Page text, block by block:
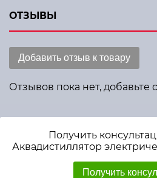
ОТЗЫВЫ
Добавить отзыв к товару
Отзывов пока нет, добавьте
Получить
Аквадистиллятор
Получить